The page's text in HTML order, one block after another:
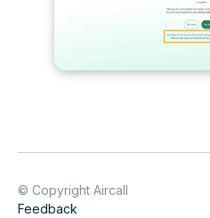
© Copyright Aircall
Feedback